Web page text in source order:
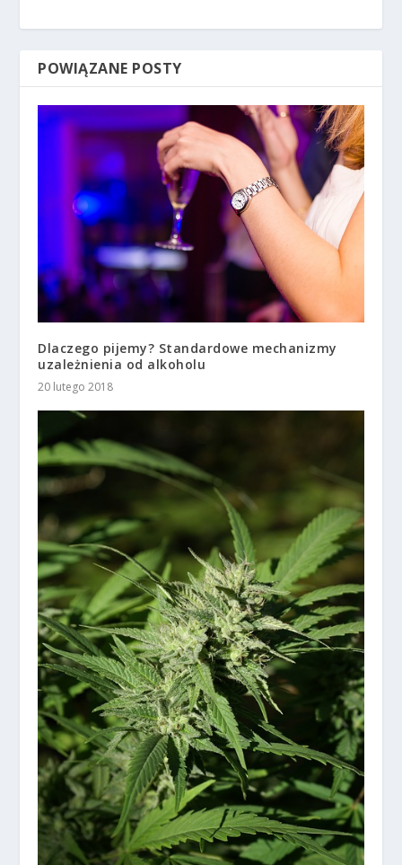
POWIĄZANE POSTY
Dlaczego pijemy? Standardowe mechanizmy
uzależnienia od alkoholu
20 lutego 2018